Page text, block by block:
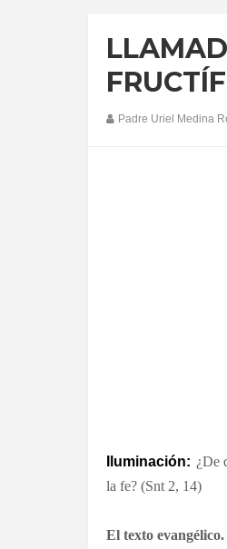
Padre Uriel Medina
Iluminación: ¿De
la fe? (Snt 2, 14)
El texto evangélico.